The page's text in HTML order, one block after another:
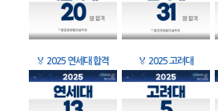
🏅 2025 연세대 합격 🏅 2025 고려대